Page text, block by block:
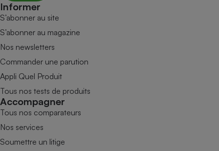
Informer
S’abonner au site
S’abonner au magazine
Nos newsletters
Commander une parution
Appli Quel Produit
Tous nos tests de produits
Accompagner
Tous nos comparateurs
Nos services
Soumettre un litige